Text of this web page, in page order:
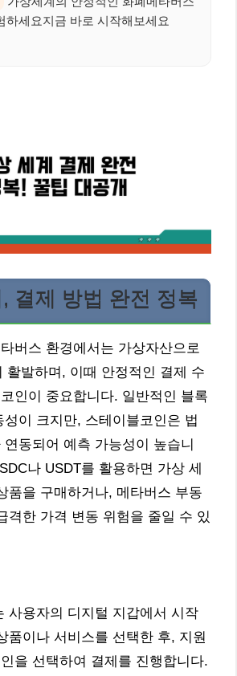
하세요지금 바로 시작해보세요
결제 방법 완전 정복
버스 환경에서는 가상자산으로
활발하며, 이때 안정적인 결제 수
인이 중요합니다. 일반적인 블록
이 크지만, 스테이블코인은 법
동되어 예측 가능성이 높습니
나 USDT를 활용하면 가상 세
품을 구매하거나, 메타버스 부동
격한 가격 변동 위험을 줄일 수 있
사용자의 디지털 지갑에서 시작
품이나 서비스를 선택한 후, 지원
을 선택하여 결제를 진행합니다.